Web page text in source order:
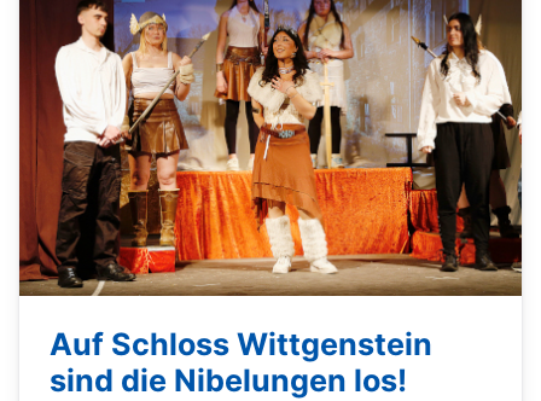
Auf Schloss Wittgenstein
sind die Nibelungen los!